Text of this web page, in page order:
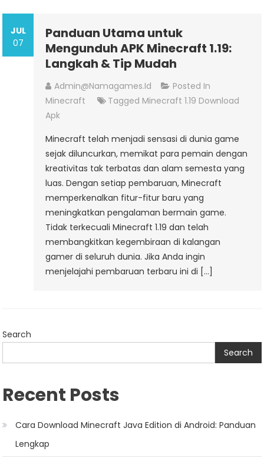
JUL
07
Panduan Utama untuk
Mengunduh APK Minecraft 1.19:
Langkah & Tip Mudah
Admin@namagames.id
Posted In
Minecraft
Tagged Minecraft 1.19 Download
Apk
Minecraft telah menjadi sensasi di dunia game
sejak diluncurkan, memikat para pemain dengan
kreativitas tak terbatas dan alam semesta yang
luas. Dengan setiap pembaruan, Minecraft
memperkenalkan fitur-fitur baru yang
meningkatkan pengalaman bermain game.
Tidak terkecuali Minecraft 1.19 dan telah
membangkitkan kegembiraan di kalangan
gamer di seluruh dunia. Jika Anda ingin
menjelajahi pembaruan terbaru ini di […]
Search
Search
Recent Posts
Cara Download Minecraft Java Edition di Android: Panduan
Lengkap